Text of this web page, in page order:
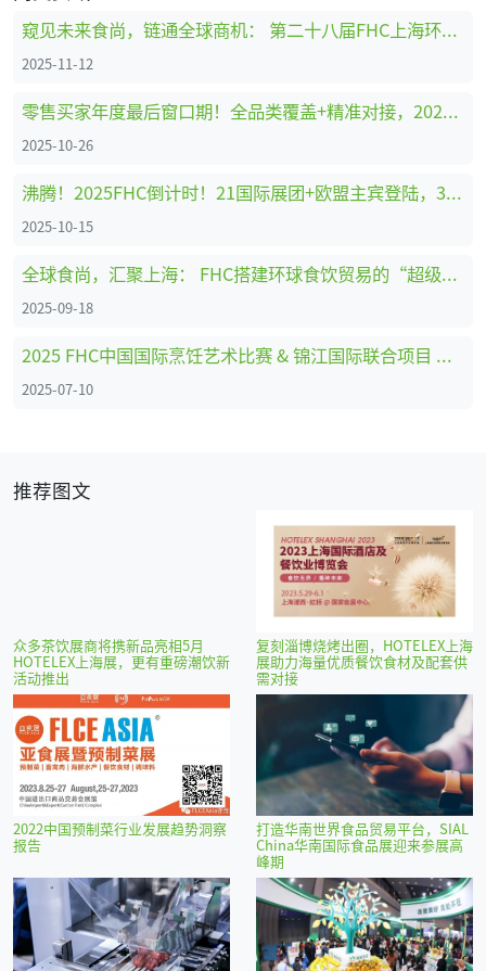
窥见未来食尚，链通全球商机： 第二十八届FHC上海环球食品展隆重开幕！
2025-11-12
零售买家年度最后窗口期！全品类覆盖+精准对接，2025FHC一站式搞定2026年热销选品！【免费领票即将截止】
2025-10-26
沸腾！2025FHC倒计时！21国际展团+欧盟主宾登陆，30万+展品藏万亿商机！【免费领票通道即将关闭】
2025-10-15
全球食尚，汇聚上海： FHC搭建环球食饮贸易的“超级接口”
2025-09-18
2025 FHC中国国际烹饪艺术比赛 & 锦江国际联合项目 新闻发布会成功召开！
2025-07-10
推荐图文
众多茶饮展商将携新品亮相5月
HOTELEX上海展，更有重磅潮饮新
活动推出
复刻淄博烧烤出圈，HOTELEX上海
展助力海量优质餐饮食材及配套供
需对接
2022中国预制菜行业发展趋势洞察
报告
打造华南世界食品贸易平台，SIAL
China华南国际食品展迎来参展高
峰期